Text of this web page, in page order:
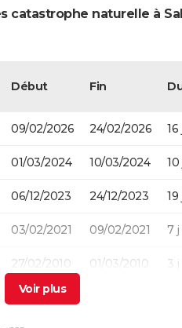
catastrophe naturelle à
Début Fin
09/02/2026 24/02/2026 16
01/03/2024 10/03/2024 10
06/12/2023 24/12/2023 19
03/02/2021 09/02/2021 7 j
27/02/2010 01/03/2010 3 j
27/02/2010